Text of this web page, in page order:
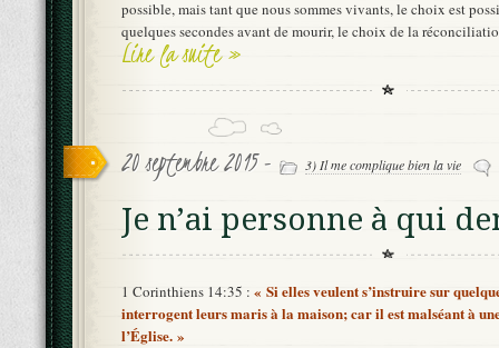
possible, mais tant que nous sommes vivants, le choix est
quelques secondes avant de mourir, le choix de la
Lire la suite »
20 septembre 2015 - 3) Il me complique bien la vie
Je n’ai personne à qui
1 Corinthiens 14:35 : « Si elles veulent s’instruire sur
interrogent leurs maris à la maison; car il est malséant à
l’Église. »